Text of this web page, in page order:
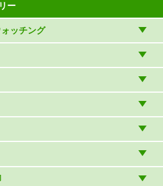
ー
ッチング
品
ファッション
ほか